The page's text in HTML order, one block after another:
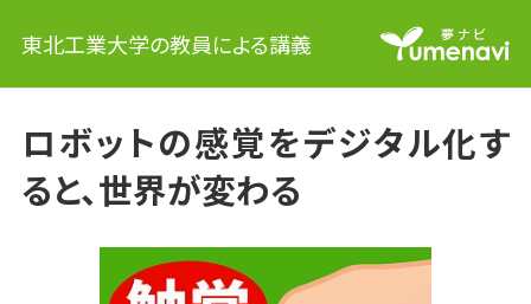
東北工業大学の教員による講義
ロボットの感覚をデジタル化す
ると、世界が変わる